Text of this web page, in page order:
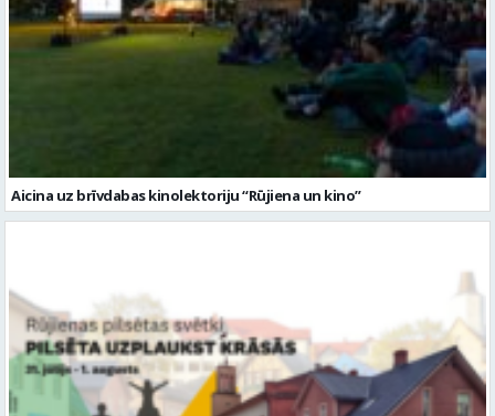
Aicina uz brīvdabas kinolektoriju “Rūjiena un kino”